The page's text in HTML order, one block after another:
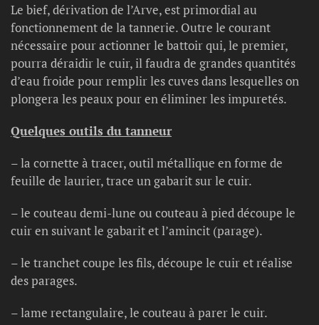
Le bief, dérivation de l’Arve, est primordial au
fonctionnement de la tannerie. Outre le courant
nécessaire pour actionner le battoir qui, le premier,
pourra déraidir le cuir, il faudra de grandes quantités
d’eau froide pour remplir les cuves dans lesquelles on
plongera les peaux pour en éliminer les impuretés.
Quelques outils du tanneur
– la cornette à tracer, outil métallique en forme de
feuille de laurier, trace un gabarit sur le cuir.
– le couteau demi-lune ou couteau à pied découpe le
cuir en suivant le gabarit et l’amincit (parage).
– le tranchet coupe les fils, découpe le cuir et réalise
des parages.
– lame rectangulaire, le couteau à parer le cuir.